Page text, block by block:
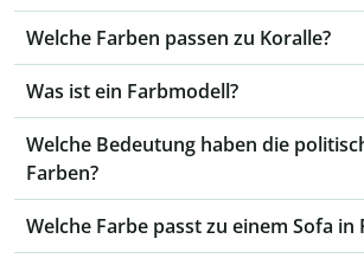
Welche Farben passen zu Koralle?
Was ist ein Farbmodell?
Welche Bedeutung haben die
Farben?
Welche Farbe passt zu einem Sofa in